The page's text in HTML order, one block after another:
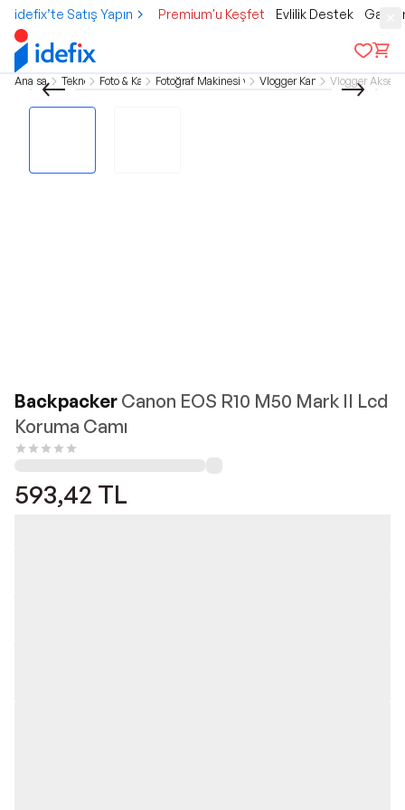
idefix’te Satış Yapın Premium'u Keşfet Evlilik Destek
Ana sayfa TeknolojiFoto & KameraFotoğraf Makinesi ve KameraVlogger KameralarVlogger
Backpacker Canon EOS R10 M50 Mark II Lcd
Koruma Camı
593,42 TL